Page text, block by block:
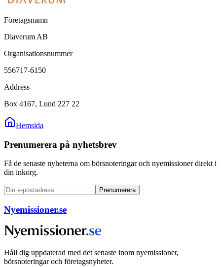
Företagsnamn
Diaverum AB
Organisationsnummer
556717-6150
Address
Box 4167, Lund 227 22
Hemsida
Prenumerera på nyhetsbrev
Få de senaste nyheterna om börsnoteringar och nyemissioner direkt i
din inkorg.
Prenumerera
Nyemissioner.se
Håll dig uppdaterad med det senaste inom nyemissioner,
börsnoteringar och företagsnyheter.